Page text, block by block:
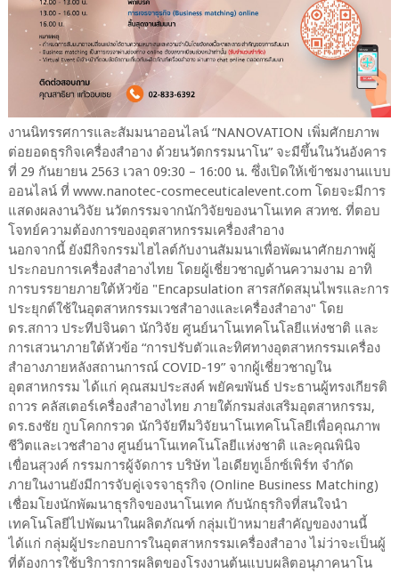
งานนิทรรศการและสัมมนาออนไลน์ “NANOVATION เพิ่มศักยภาพ
ต่อยอดธุรกิจเครื่องสำอาง ด้วยนวัตกรรมนาโน” จะมีขึ้นในวันอังคาร
ที่ 29 กันยายน 2563 เวลา 09:30 – 16:00 น. ซึ่งเปิดให้เข้าชมงานแบบ
ออนไลน์ ที่ www.nanotec-cosmeceuticalevent.com โดยจะมีการ
แสดงผลงานวิจัย นวัตกรรมจากนักวิจัยของนาโนเทค สวทช. ที่ตอบ
โจทย์ความต้องการของอุตสาหกรรมเครื่องสำอาง
นอกจากนี้ ยังมีกิจกรรมไฮไลต์กับงานสัมมนาเพื่อพัฒนาศักยภาพผู้
ประกอบการเครื่องสำอางไทย โดยผู้เชี่ยวชาญด้านความงาม อาทิ
การบรรยายภายใต้หัวข้อ "Encapsulation สารสกัดสมุนไพรและการ
ประยุกต์ใช้ในอุตสาหกรรมเวชสำอางและเครื่องสำอาง" โดย
ดร.สกาว ประทีปจินดา นักวิจัย ศูนย์นาโนเทคโนโลยีแห่งชาติ และ
การเสวนาภายใต้หัวข้อ “การปรับตัวและทิศทางอุตสาหกรรมเครื่อง
สำอางภายหลังสถานการณ์ COVID-19” จากผู้เชี่ยวชาญใน
อุตสาหกรรม ได้แก่ คุณสมประสงค์ พยัคฆพันธ์ ประธานผู้ทรงเกียรติ
ถาวร คลัสเตอร์เครื่องสำอางไทย ภายใต้กรมส่งเสริมอุตสาหกรรม,
ดร.ธงชัย กูบโคกกรวด นักวิจัยทีมวิจัยนาโนเทคโนโลยีเพื่อคุณภาพ
ชีวิตและเวชสำอาง ศูนย์นาโนเทคโนโลยีแห่งชาติ และคุณพินิจ
เขื่อนสุวงค์ กรรมการผู้จัดการ บริษัท ไอเดียทูเอ็กซ์เพิร์ท จำกัด
ภายในงานยังมีการจับคู่เจรจาธุรกิจ (Online Business Matching)
เชื่อมโยงนักพัฒนาธุรกิจของนาโนเทค กับนักธุรกิจที่สนใจนำ
เทคโนโลยีไปพัฒนาในผลิตภัณฑ์ กลุ่มเป้าหมายสำคัญของงานนี้
ได้แก่ กลุ่มผู้ประกอบการในอุตสาหกรรมเครื่องสำอาง ไม่ว่าจะเป็นผู้
ที่ต้องการใช้บริการการผลิตของโรงงานต้นแบบผลิตอนุภาคนาโน